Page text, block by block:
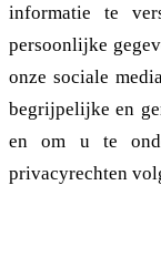
informatie te
persoonlijke
onze sociale
begrijpelijke en
en om u te
privacyrechten